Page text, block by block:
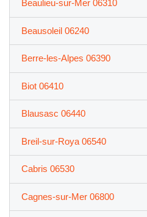
Beaulieu-sur-Mer 06310
Beausoleil 06240
Berre-les-Alpes 06390
Biot 06410
Blausasc 06440
Breil-sur-Roya 06540
Cabris 06530
Cagnes-sur-Mer 06800